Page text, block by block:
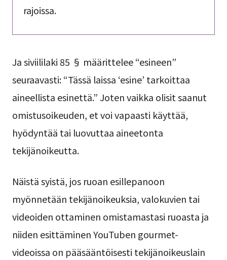
rajoissa.
Ja siviililaki 85 § määrittelee “esineen”
seuraavasti: “Tässä laissa ‘esine’ tarkoittaa
aineellista esinettä.” Joten vaikka olisit saanut
omistusoikeuden, et voi vapaasti käyttää,
hyödyntää tai luovuttaa aineetonta
tekijänoikeutta.
Näistä syistä, jos ruoan esillepanoon
myönnetään tekijänoikeuksia, valokuvien tai
videoiden ottaminen omistamastasi ruoasta ja
niiden esittäminen YouTuben gourmet-
videoissa on pääsääntöisesti tekijänoikeuslain